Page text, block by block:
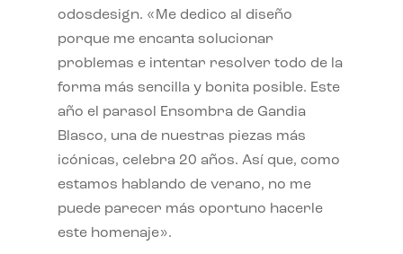
odosdesign. «Me dedico al diseño
porque me encanta solucionar
problemas e intentar resolver todo de la
forma más sencilla y bonita posible. Este
año el parasol Ensombra de Gandia
Blasco, una de nuestras piezas más
icónicas, celebra 20 años. Así que, como
estamos hablando de verano, no me
puede parecer más oportuno hacerle
este homenaje».